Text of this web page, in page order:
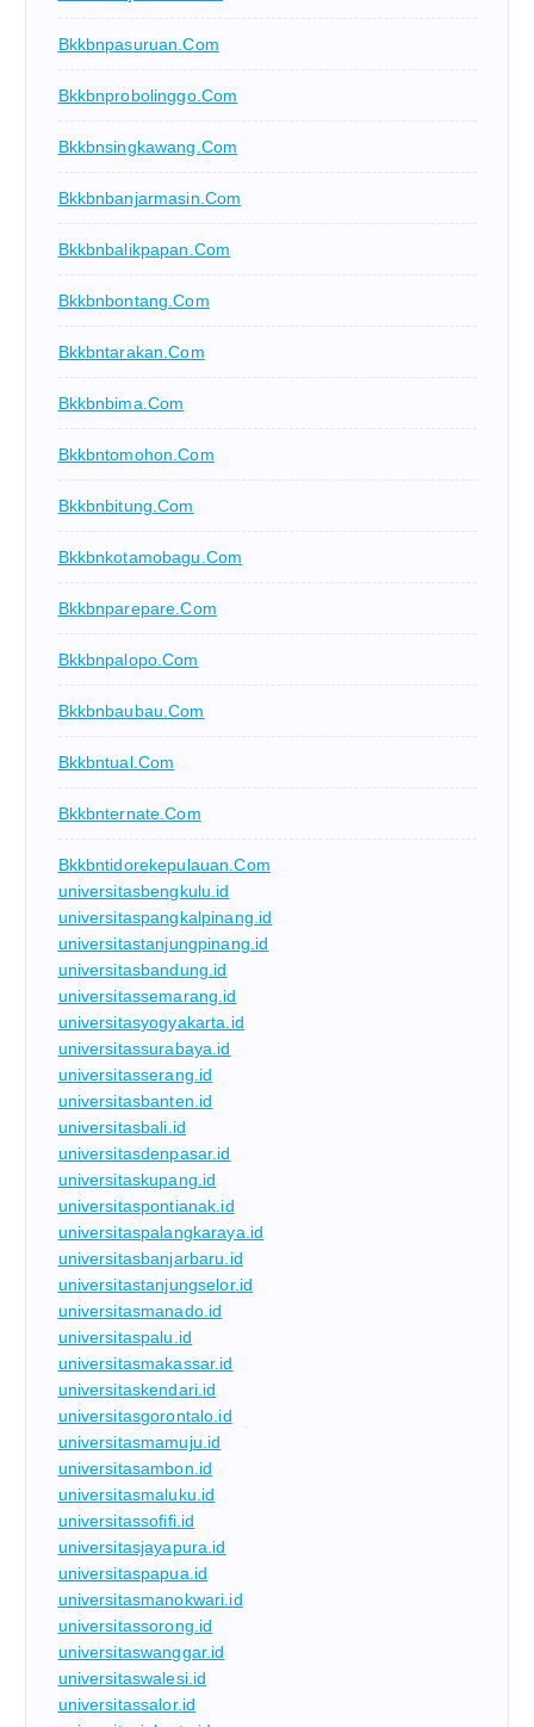
Bkkbnpasuruan.com
Bkkbnprobolinggo.com
Bkkbnsingkawang.com
Bkkbnbanjarmasin.com
Bkkbnbalikpapan.com
Bkkbnbontang.com
Bkkbntarakan.com
Bkkbnbima.com
Bkkbntomohon.com
Bkkbnbitung.com
Bkkbnkotamobagu.com
Bkkbnparepare.com
Bkkbnpalopo.com
Bkkbnbaubau.com
Bkkbntual.com
Bkkbnternate.com
Bkkbntidorekepulauan.com
universitasbengkulu.id
universitaspangkalpinang.id
universitastanjungpinang.id
universitasbandung.id
universitassemarang.id
universitasyogyakarta.id
universitassurabaya.id
universitasserang.id
universitasbanten.id
universitasbali.id
universitasdenpasar.id
universitaskupang.id
universitaspontianak.id
universitaspalangkaraya.id
universitasbanjarbaru.id
universitastanjungselor.id
universitasmanado.id
universitaspalu.id
universitasmakassar.id
universitaskendari.id
universitasgorontalo.id
universitasmamuju.id
universitasambon.id
universitasmaluku.id
universitassofifi.id
universitasjayapura.id
universitaspapua.id
universitasmanokwari.id
universitassorong.id
universitaswanggar.id
universitaswalesi.id
universitassalor.id